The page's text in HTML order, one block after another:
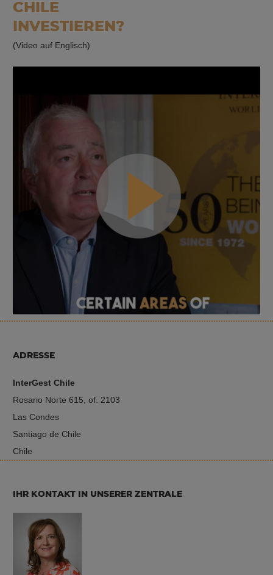
CHILE
INVESTIEREN?
(Video auf Englisch)
ADRESSE
InterGest Chile
Rosario Norte 615, of. 2103
Las Condes
Santiago de Chile
Chile
IHR KONTAKT IN UNSERER ZENTRALE